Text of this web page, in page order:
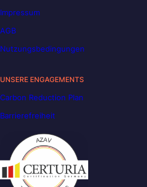
Impressum
AGB
Nutzungsbedingungen
UNSERE ENGAGEMENTS
Carbon Reduction Plan
Barrierefreiheit